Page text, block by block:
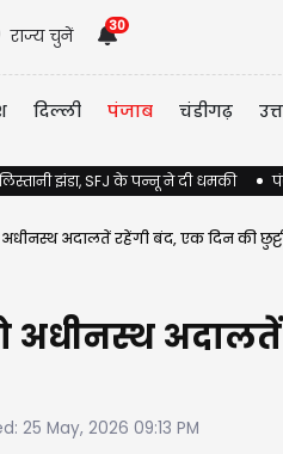
राज्य चुनें
30
दिल्ली पंजाब चंडीगढ़
झंडा, SFJ के पन्नू ने दी धमकी
अदालतें रहेंगी बंद, एक दिन की
अदालतें
25 May, 2026 09:13 PM